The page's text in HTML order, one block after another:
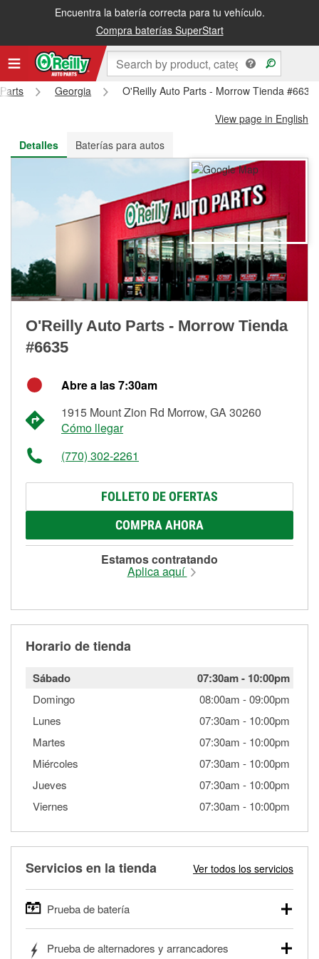
Encuentra la batería correcta para tu vehículo.
Compra baterías SuperStart
Recibe tu orden gratis al día siguiente o recógela en la tienda
Georgia
O'Reilly Auto Parts - Morrow Tienda #6635
View page in English
Detalles
Baterías para autos
O'Reilly Auto Parts - Morrow Tienda
#6635
Abre a las 7:30am
1915 Mount Zion Rd Morrow, GA 30260
Cómo llegar
(770) 302-2261
FOLLETO DE OFERTAS
COMPRA AHORA
Estamos contratando
Aplica aquí
Horario de tienda
Sábado 07:30am- 10:00pm
Domingo 08:00am -09:00pm
Lunes
07:30am - 10:00pm
Martes
07:30am - 10:00pm
Miércoles
07:30am - 10:00pm
Jueves
07:30am - 10:00pm
Viernes
07:30am - 10:00pm
Servicios en la tienda Ver todos los servicios
Prueba de batería
autos, camionetas, SUVs, vehículos comerciales y
Prueba de alternadores y arrancadores